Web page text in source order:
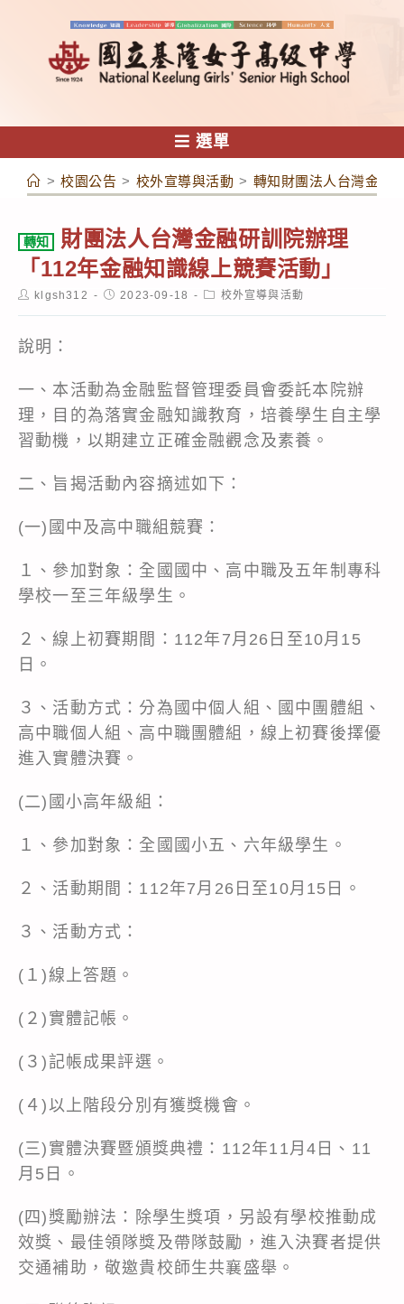
容
選單
> 校園公告 > 校外宣導與活動 > 轉知財團法人台灣金融
轉知
財團法人台灣金融研訓院辦理
「112年金融知識線上競賽活動」
Postklgsh312
Post2023-09-18
Post校外宣導與活動
說明：
一、本活動為金融監督管理委員會委託本院辦
理，目的為落實金融知識教育，培養學生自主學
習動機，以期建立正確金融觀念及素養。
二、旨揭活動內容摘述如下：
(一)國中及高中職組競賽：
１、參加對象：全國國中、高中職及五年制專科
學校一至三年級學生。
２、線上初賽期間：112年7月26日至10月15
日。
３、活動方式：分為國中個人組、國中團體組、
高中職個人組、高中職團體組，線上初賽後擇優
進入實體決賽。
(二)國小高年級組：
１、參加對象：全國國小五、六年級學生。
２、活動期間：112年7月26日至10月15日。
３、活動方式：
(１)線上答題。
(２)實體記帳。
(３)記帳成果評選。
(４)以上階段分別有獲獎機會。
(三)實體決賽暨頒獎典禮：112年11月4日、11
月5日。
(四)獎勵辦法：除學生獎項，另設有學校推動成
效獎、最佳領隊獎及帶隊鼓勵，進入決賽者提供
交通補助，敬邀貴校師生共襄盛舉。